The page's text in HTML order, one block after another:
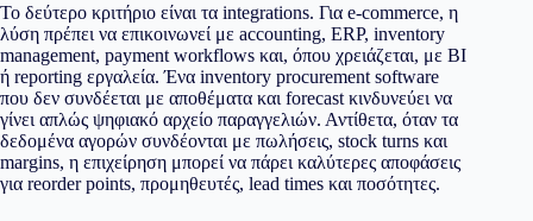
Το δεύτερο κριτήριο είναι τα integrations. Για e-commerce, η
λύση πρέπει να επικοινωνεί με accounting, ERP, inventory
management, payment workflows και, όπου χρειάζεται, με BI
ή reporting εργαλεία. Ένα inventory procurement software
που δεν συνδέεται με αποθέματα και forecast κινδυνεύει να
γίνει απλώς ψηφιακό αρχείο παραγγελιών. Αντίθετα, όταν τα
δεδομένα αγορών συνδέονται με πωλήσεις, stock turns και
margins, η επιχείρηση μπορεί να πάρει καλύτερες αποφάσεις
για reorder points, προμηθευτές, lead times και ποσότητες.